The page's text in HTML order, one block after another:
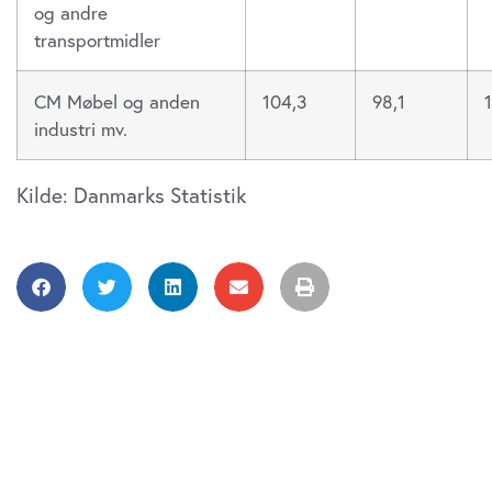
og andre
transportmidler
CM Møbel og anden
industri mv.
104,3 98,1
Kilde: Danmarks Statistik